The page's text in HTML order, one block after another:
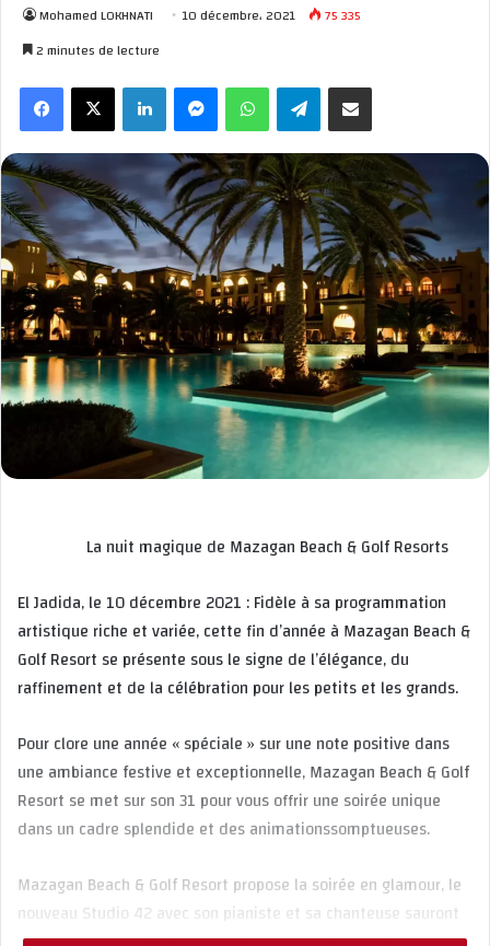
Mohamed LOKHNATI 10 décembre، 2021
75 335
2 minutes de lecture
Telegram
La nuit magique de Mazagan Beach & Golf Resorts
El Jadida, le 10décembre 2021 :Fidèle à sa programmation
artistique riche et variée,cettefin d’année à Mazagan Beach &
Golf Resort se présente sous le signe de l’élégance, du
raffinement et de la célébration pour les petits et les grands.
Pour clore une année « spéciale » sur une note positive dans
une ambiance festive et exceptionnelle, Mazagan Beach & Golf
Resort se met sur son 31 pourvous offrir une soirée unique
dans un cadre splendide et des animationssomptueuses.
Mazagan Beach & Golf Resort propose la soirée en glamour, le
nouveau Studio 42 avec son pianiste et sa chanteuse sauront